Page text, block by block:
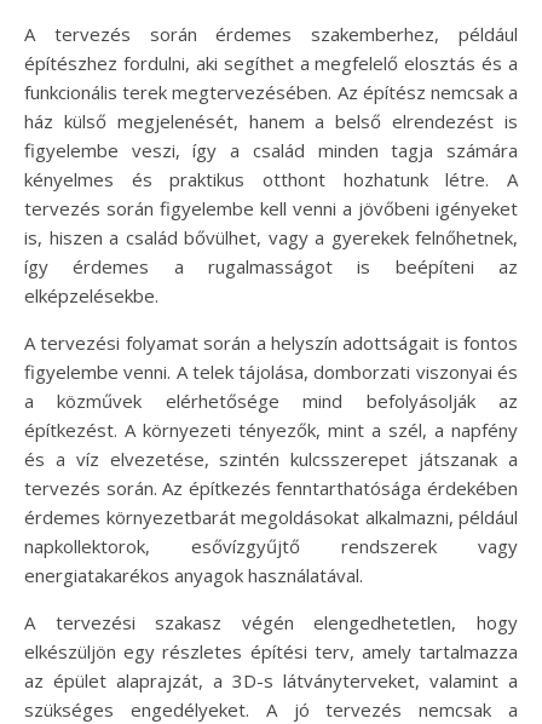
A tervezés során érdemes szakemberhez, például
építészhez fordulni, aki segíthet a megfelelő elosztás és a
funkcionális terek megtervezésében. Az építész nemcsak a
ház külső megjelenését, hanem a belső elrendezést is
figyelembe veszi, így a család minden tagja számára
kényelmes és praktikus otthont hozhatunk létre. A
tervezés során figyelembe kell venni a jövőbeni igényeket
is, hiszen a család bővülhet, vagy a gyerekek felnőhetnek,
így érdemes a rugalmasságot is beépíteni az
elképzelésekbe.
A tervezési folyamat során a helyszín adottságait is fontos
figyelembe venni. A telek tájolása, domborzati viszonyai és
a közművek elérhetősége mind befolyásolják az
építkezést. A környezeti tényezők, mint a szél, a napfény
és a víz elvezetése, szintén kulcsszerepet játszanak a
tervezés során. Az építkezés fenntarthatósága érdekében
érdemes környezetbarát megoldásokat alkalmazni, például
napkollektorok, esővízgyűjtő rendszerek vagy
energiatakarékos anyagok használatával.
A tervezési szakasz végén elengedhetetlen, hogy
elkészüljön egy részletes építési terv, amely tartalmazza
az épület alaprajzát, a 3D-s látványterveket, valamint a
szükséges engedélyeket. A jó tervezés nemcsak a